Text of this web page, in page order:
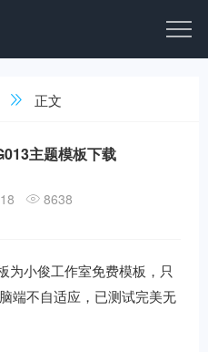
正文
主题模板下载
8638
为小俊工作室免费模板，只
端不自适应，已测试完美无